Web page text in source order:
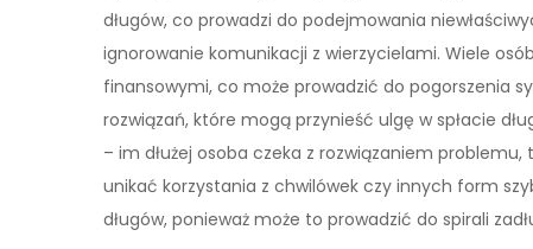
długów, co prowadzi do podejmowania
ignorowanie komunikacji z wierzycielami. Wiele
finansowymi, co może prowadzić do pogorszenia
rozwiązań, które mogą przynieść ulgę w spłacie
– im dłużej osoba czeka z rozwiązaniem
unikać korzystania z chwilówek czy innych form
długów, ponieważ może to prowadzić do spirali